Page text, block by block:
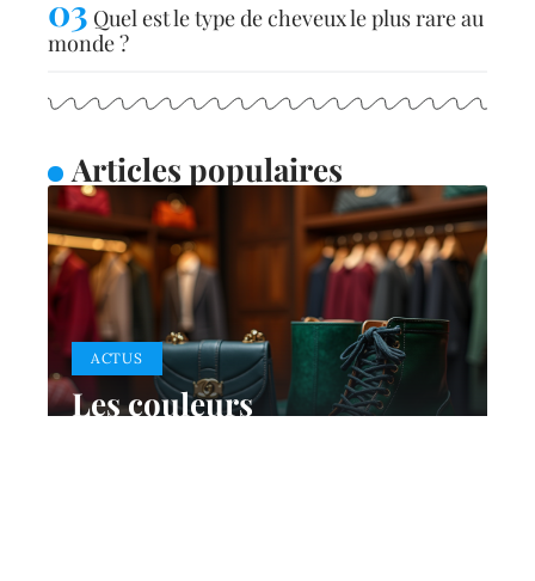
Quel est le type de cheveux le plus rare au
monde ?
Articles populaires
ACTUS
Les couleurs